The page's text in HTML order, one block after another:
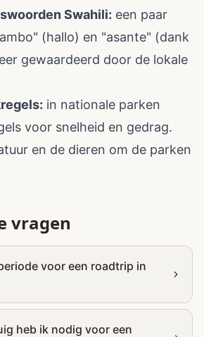
Swahili: een paar
(hallo) en "asante" (dank
gewaardeerd door de lokale
in nationale parken
voor snelheid en gedrag.
en de dieren om de parken
vragen
voor een roadtrip in
heb ik nodig voor een